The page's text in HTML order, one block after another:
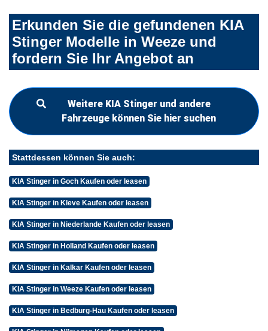
Erkunden Sie die gefundenen KIA
Stinger Modelle in Weeze und
fordern Sie Ihr Angebot an
Weitere KIA Stinger und andere
Fahrzeuge können Sie hier suchen
Stattdessen können Sie auch:
KIA Stinger in Goch Kaufen oder leasen
KIA Stinger in Kleve Kaufen oder leasen
KIA Stinger in Niederlande Kaufen oder leasen
KIA Stinger in Holland Kaufen oder leasen
KIA Stinger in Kalkar Kaufen oder leasen
KIA Stinger in Weeze Kaufen oder leasen
KIA Stinger in Bedburg-Hau Kaufen oder leasen